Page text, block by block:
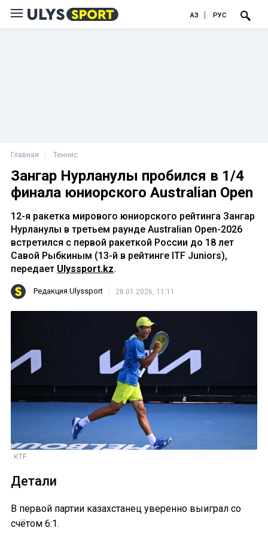
ҚАЗ РУС
Главная Теннис
Зангар Нурланулы пробился в 1/4
финала юниорского Australian Open
12-я ракетка мирового юниорского рейтинга Зангар
Нурланулы в третьем раунде Australian Open-2026
встретился с первой ракеткой России до 18 лет
Савой Рыбкиным (13-й в рейтинге ITF Juniors),
передает Ulyssport.kz.
Редакция Ulyssport 28.01.2026, 11:11
KTF
Детали
В первой партии казахстанец уверенно выиграл со
счётом 6:1.